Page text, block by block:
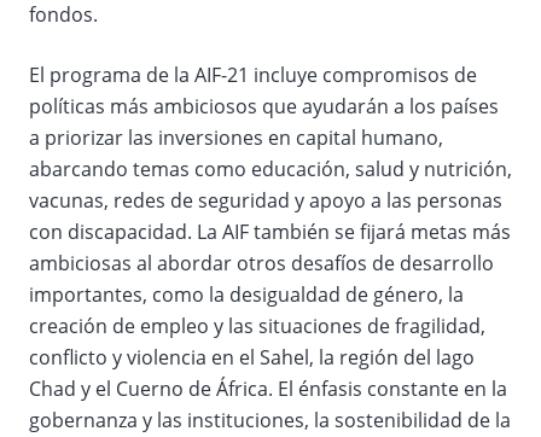
fondos.
El programa de la AIF-21 incluye compromisos de
políticas más ambiciosos que ayudarán a los países
a priorizar las inversiones en capital humano,
abarcando temas como educación, salud y nutrición,
vacunas, redes de seguridad y apoyo a las personas
con discapacidad. La AIF también se fijará metas más
ambiciosas al abordar otros desafíos de desarrollo
importantes, como la desigualdad de género, la
creación de empleo y las situaciones de fragilidad,
conflicto y violencia en el Sahel, la región del lago
Chad y el Cuerno de África. El énfasis constante en la
gobernanza y las instituciones, la sostenibilidad de la